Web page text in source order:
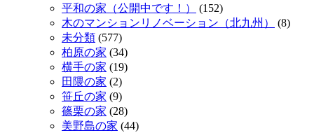
平和の家（公開中です！）
(152)
木のマンションリノベーション（北九州）
(8)
未分類 (577)
柏原の家 (34)
横手の家 (19)
田隈の家 (2)
笹丘の家 (9)
篠栗の家 (28)
美野島の家 (44)